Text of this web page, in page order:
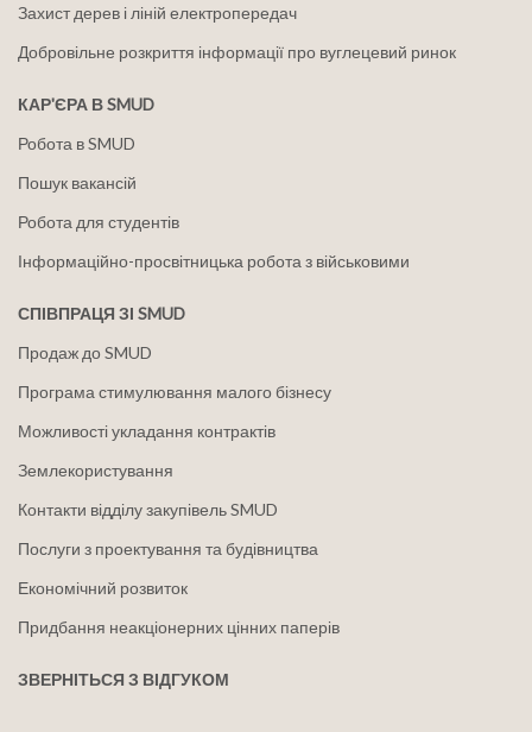
Захист дерев і ліній електропередач
Добровільне розкриття інформації про вуглецевий ринок
КАР'ЄРА В SMUD
Робота в SMUD
Пошук вакансій
Робота для студентів
Інформаційно-просвітницька робота з військовими
СПІВПРАЦЯ ЗІ SMUD
Продаж до SMUD
Програма стимулювання малого бізнесу
Можливості укладання контрактів
Землекористування
Контакти відділу закупівель SMUD
Послуги з проектування та будівництва
Економічний розвиток
Придбання неакціонерних цінних паперів
ЗВЕРНІТЬСЯ З ВІДГУКОМ